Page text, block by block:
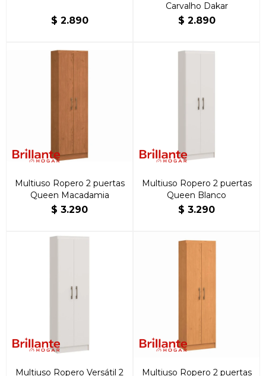
$ 2.890
Carvalho Dakar
$ 2.890
Multiuso Ropero 2 puertas
Queen Macadamia
$ 3.290
Multiuso Ropero 2 puertas
Queen Blanco
$ 3.290
Multiuso Ropero Versátil 2
Multiuso Ropero 2 puertas